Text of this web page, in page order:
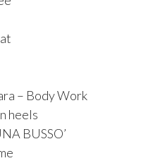
– Body Work
heels
BUSSO’